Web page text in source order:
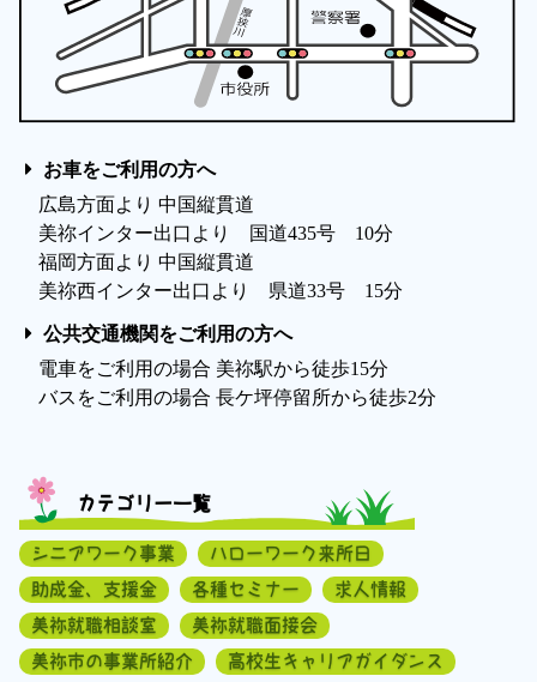
お車をご利用の方へ
広島方面より 中国縦貫道
美祢インター出口より 国道435号 10分
福岡方面より 中国縦貫道
美祢西インター出口より 県道33号 15分
公共交通機関をご利用の方へ
電車をご利用の場合 美祢駅から徒歩15分
バスをご利用の場合 長ケ坪停留所から徒歩2分
カテゴリー一覧
シニアワーク事業
ハローワーク来所日
助成金、支援金
各種セミナー
求人情報
美祢就職相談室
美祢就職面接会
美祢市の事業所紹介
高校生キャリアガイダンス